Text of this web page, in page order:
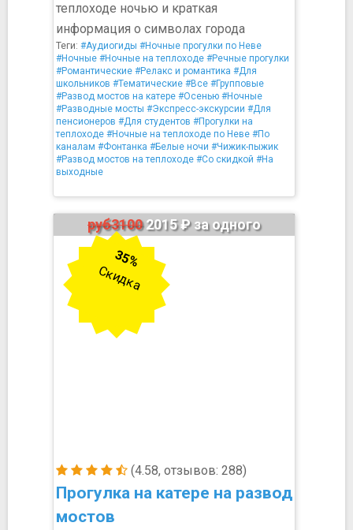
теплоходе ночью и краткая
информация о символах города
Теги: #Аудиогиды #Ночные прогулки по Неве
#Ночные #Ночные на теплоходе #Речные прогулки
#Романтические #Релакс и романтика #Для
школьников #Тематические #Все #Групповые
#Развод мостов на катере #Осенью #Ночные
#Разводные мосты #Экспресс-экскурсии #Для
пенсионеров #Для студентов #Прогулки на
теплоходе #Ночные на теплоходе по Неве #По
каналам #Фонтанка #Белые ночи #Чижик-пыжик
#Развод мостов на теплоходе #Со скидкой #На
выходные
(4.58, отзывов: 288)
Прогулка на катере на развод
мостов
руб31002015 ₽ за одного
35%
Скидка